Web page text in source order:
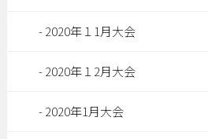
2020年１1月大会
2020年１2月大会
2020年1月大会